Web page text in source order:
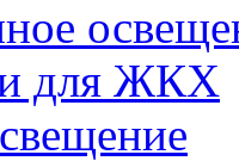
для ЖКХ